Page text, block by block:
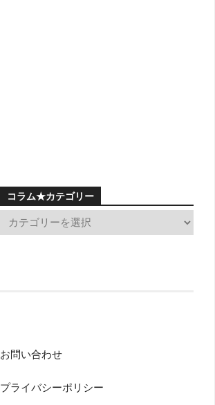
コラム★カテゴリー
お問い合わせ
プライバシーポリシー